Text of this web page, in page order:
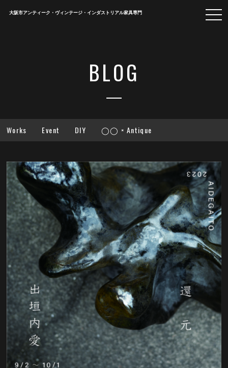
大阪市アンティーク・ヴィンテージ・インダストリアル家具専門
BLOG
Works Event DIY ◯◯ × Antique